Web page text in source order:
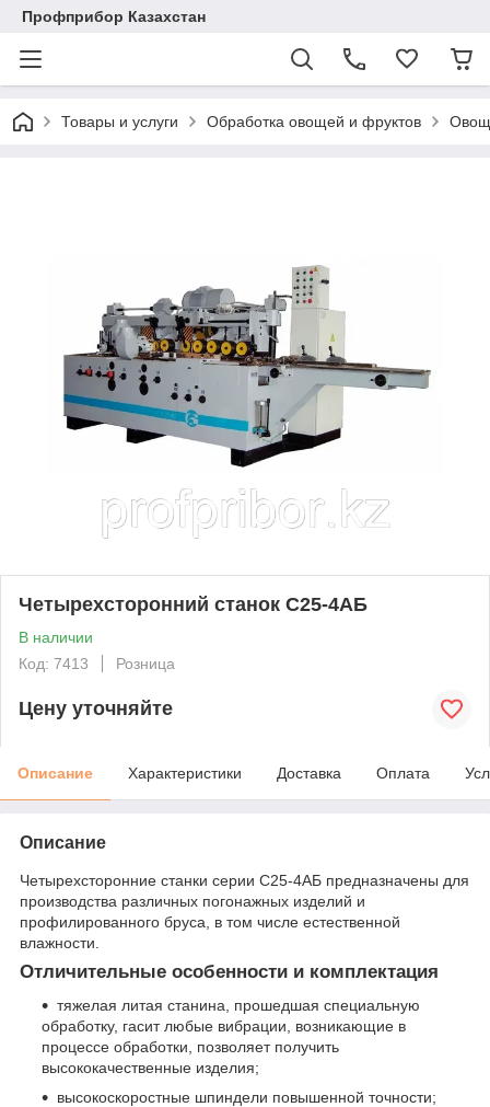
Профприбор Казахстан
Товары и услуги Обработка овощей и фруктов
Четырехсторонний станок С25-4АБ
В наличии
Код: 7413
Розница
Цену уточняйте
Описание Характеристики Доставка Оплата
Описание
Четырехсторонние станки серии С25-4АБ предназначены для
производства различных погонажных изделий и
профилированного бруса, в том числе естественной
влажности.
Отличительные особенности и комплектация
тяжелая литая станина, прошедшая специальную
обработку, гасит любые вибрации, возникающие в
процессе обработки, позволяет получить
высококачественные изделия;
высокоскоростные шпиндели повышенной точности;